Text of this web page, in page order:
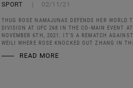
SPORT 02/11/21
THUG ROSE NAMAJUNAS DEFENDS HER WORLD
DIVISION AT UFC 268 IN THE CO-MAIN EVENT
NOVEMBER 6TH, 2021. IT'S A REMATCH
WEILI WHERE ROSE KNOCKED OUT ZHANG IN
READ MORE